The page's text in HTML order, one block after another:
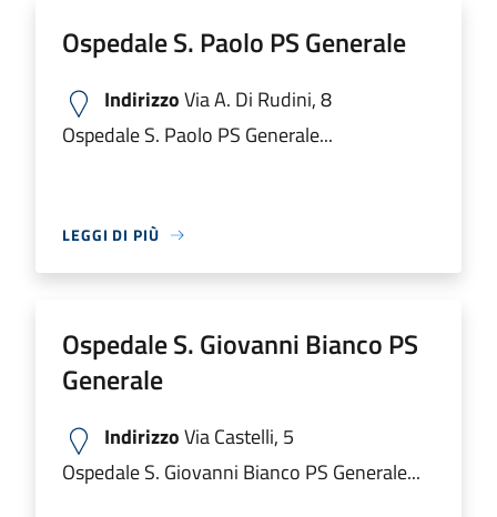
Ospedale S. Paolo PS Generale
IndirizzoVia A. Di Rudini, 8
Ospedale S. Paolo PS Generale...
LEGGI DI PIÙ
Ospedale S. Giovanni Bianco PS
Generale
IndirizzoVia Castelli, 5
Ospedale S. Giovanni Bianco PS Generale...